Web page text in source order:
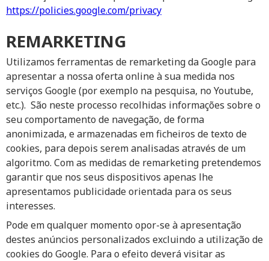
https://policies.google.com/privacy
REMARKETING
Utilizamos ferramentas de remarketing da Google para
apresentar a nossa oferta online à sua medida nos
serviços Google (por exemplo na pesquisa, no Youtube,
etc.). São neste processo recolhidas informações sobre o
seu comportamento de navegação, de forma
anonimizada, e armazenadas em ficheiros de texto de
cookies, para depois serem analisadas através de um
algoritmo. Com as medidas de remarketing pretendemos
garantir que nos seus dispositivos apenas lhe
apresentamos publicidade orientada para os seus
interesses.
Pode em qualquer momento opor-se à apresentação
destes anúncios personalizados excluindo a utilização de
cookies do Google. Para o efeito deverá visitar as